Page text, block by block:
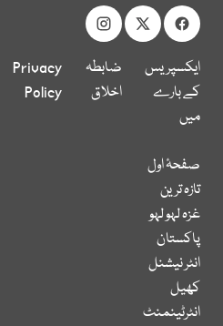
ایکسپریس
کے بارے
میں
ضابطہ
اخلاق
Privacy
Policy
صفحۂ اول
تازہ ترین
غزہ لہو لہو
پاکستان
انٹر نیشنل
کھیل
انٹرٹینمنٹ